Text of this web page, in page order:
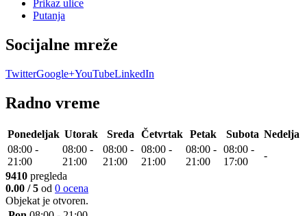
Prikaz ulice
Putanja
Socijalne mreže
TwitterGoogle+YouTubeLinkedIn
Radno vreme
Ponedeljak Utorak Sreda Četvrtak Petak Subota Nedelja
08:00 -
21:00
08:00 -
21:00
08:00 -
21:00
08:00 -
21:00
08:00 -
21:00
08:00 -
17:00
-
9410 pregleda
0.00 / 5 od 0 ocena
Objekat je otvoren.